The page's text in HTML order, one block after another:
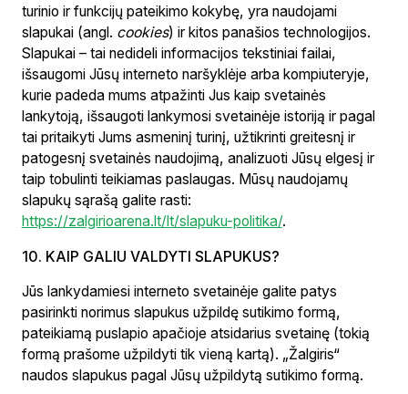
turinio ir funkcijų pateikimo kokybę, yra naudojami
slapukai (angl. cookies) ir kitos panašios technologijos.
Slapukai – tai nedideli informacijos tekstiniai failai,
išsaugomi Jūsų interneto naršyklėje arba kompiuteryje,
kurie padeda mums atpažinti Jus kaip svetainės
lankytoją, išsaugoti lankymosi svetainėje istoriją ir pagal
tai pritaikyti Jums asmeninį turinį, užtikrinti greitesnį ir
patogesnį svetainės naudojimą, analizuoti Jūsų elgesį ir
taip tobulinti teikiamas paslaugas. Mūsų naudojamų
slapukų sąrašą galite rasti:
https://zalgirioarena.lt/lt/slapuku-politika/.
10. KAIP GALIU VALDYTI SLAPUKUS?
Jūs lankydamiesi interneto svetainėje galite patys
pasirinkti norimus slapukus užpildę sutikimo formą,
pateikiamą puslapio apačioje atsidarius svetainę (tokią
formą prašome užpildyti tik vieną kartą). „Žalgiris“
naudos slapukus pagal Jūsų užpildytą sutikimo formą.